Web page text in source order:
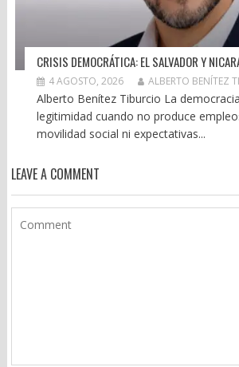
CRISIS DEMOCRÁTICA: EL SALVADOR Y
4 AGOSTO, 2026 ALBERTO BENÍTEZ
Alberto Benítez Tiburcio La
legitimidad cuando no produce
movilidad social ni expectativas...
LEAVE A COMMENT